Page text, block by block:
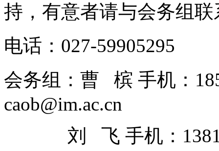
持，有意者请与会务组联
电话：027-59905295
会务组：曹 槟 手机：
caob@im.ac.cn
刘 飞 手机：